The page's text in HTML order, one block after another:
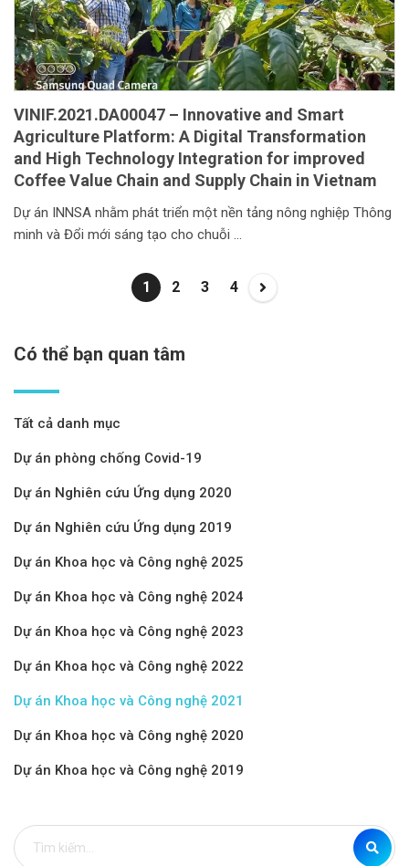
VINIF.2021.DA00047 – Innovative and Smart
Agriculture Platform: A Digital Transformation
and High Technology Integration for improved
Coffee Value Chain and Supply Chain in Vietnam
Dự án INNSA nhằm phát triển một nền tảng nông nghiệp Thông
minh và Đổi mới sáng tạo cho chuỗi
1 2 3 4
Có thể bạn quan tâm
Tất cả danh mục
Dự án phòng chống Covid-19
Dự án Nghiên cứu Ứng dụng 2020
Dự án Nghiên cứu Ứng dụng 2019
Dự án Khoa học và Công nghệ 2025
Dự án Khoa học và Công nghệ 2024
Dự án Khoa học và Công nghệ 2023
Dự án Khoa học và Công nghệ 2022
Dự án Khoa học và Công nghệ 2021
Dự án Khoa học và Công nghệ 2020
Dự án Khoa học và Công nghệ 2019